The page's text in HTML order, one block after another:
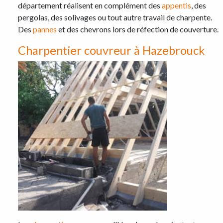
département réalisent en complément des appentis, des
pergolas, des solivages ou tout autre travail de charpente.
Des pannes et des chevrons lors de réfection de couverture.
Charpentier couvreur à Hazebrouck